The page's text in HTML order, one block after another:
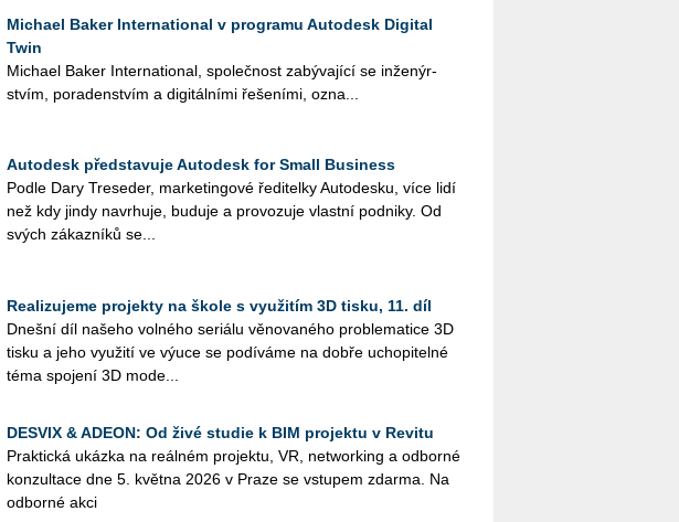
Michael Baker International v programu Autodesk Digital
Twin
Mi­cha­el Baker In­ter­nati­o­nal, spo­leč­nost za­bý­va­jí­cí se in­že­nýr­
stvím, po­ra­den­stvím a di­gi­tál­ní­mi ře­še­ní­mi, ozna...
Autodesk představuje Autodesk for Small Business
Podle Dary Tre­se­der, mar­ke­tingo­vé ře­di­tel­ky Au­to­de­s­ku, více lidí
než kdy jindy na­vr­hu­je, bu­du­je a pro­vo­zu­je vlast­ní pod­ni­ky. Od
svých zá­kaz­ní­ků se...
Realizujeme projekty na škole s využitím 3D tisku, 11. díl
Dneš­ní díl na­še­ho vol­né­ho se­ri­á­lu vě­no­va­né­ho pro­ble­ma­ti­ce 3D
tisku a jeho vy­u­ži­tí ve výuce se po­dí­vá­me na dobře ucho­pi­tel­né
téma spo­je­ní 3D mo­de...
DESVIX & ADEON: Od živé studie k BIM projektu v Revitu
Prak­tic­ká ukáz­ka na re­ál­ném pro­jek­tu, VR, ne­twor­king a od­bor­né
kon­zul­ta­ce dne 5. květ­na 2026 v Praze se vstu­pem zdar­ma. Na
od­bor­né akci